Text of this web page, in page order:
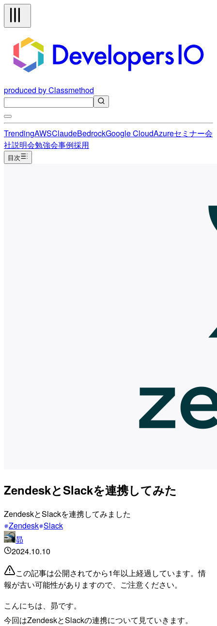
produced by Classmethod
TrendingAWSClaudeBedrockGoogle CloudAzureセミナー会
社説明会勉強会事例採用
目次
ZendeskとSlackを連携してみた
ZendeskとSlackを連携してみました
Zendesk Slack
昴
2024.10.10
この記事は公開されてから1年以上経過しています。情
報が古い可能性がありますので、ご注意ください。
こんにちは、昴です。
今回はZendeskとSlackの連携について見ていきます。